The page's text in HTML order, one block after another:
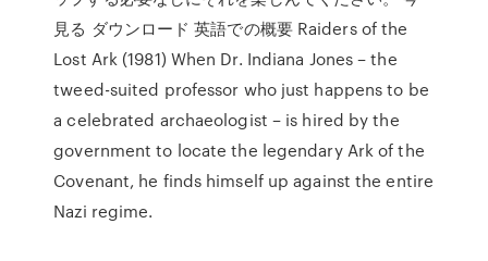
見る ダウンロード 英語での概要 Raiders of the
Lost Ark (1981) When Dr. Indiana Jones – the
tweed-suited professor who just happens to be
a celebrated archaeologist – is hired by the
government to locate the legendary Ark of the
Covenant, he finds himself up against the entire
Nazi regime.